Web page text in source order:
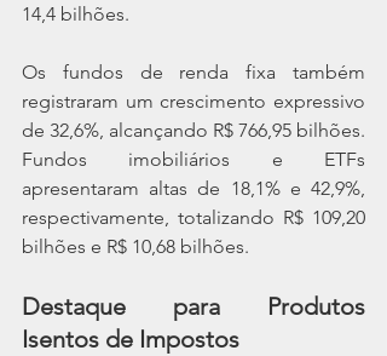
14,4 bilhões.
Os fundos de renda fixa também
registraram um crescimento expressivo
de 32,6%, alcançando R$ 766,95 bilhões.
Fundos imobiliários e ETFs
apresentaram altas de 18,1% e 42,9%,
respectivamente, totalizando R$ 109,20
bilhões e R$ 10,68 bilhões.
Destaque para Produtos
Isentos de Impostos